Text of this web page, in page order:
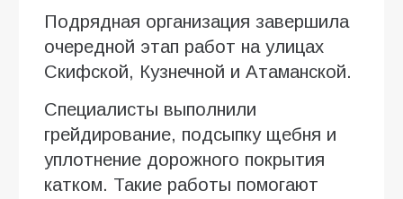
Подрядная организация завершила
очередной этап работ на улицах
Скифской, Кузнечной и Атаманской.
Специалисты выполнили
грейдирование, подсыпку щебня и
уплотнение дорожного покрытия
катком. Такие работы помогают